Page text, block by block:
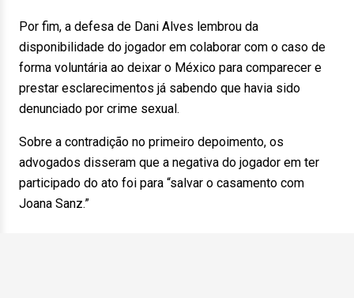
Por fim, a defesa de Dani Alves lembrou da
disponibilidade do jogador em colaborar com o caso de
forma voluntária ao deixar o México para comparecer e
prestar esclarecimentos já sabendo que havia sido
denunciado por crime sexual.
Sobre a contradição no primeiro depoimento, os
advogados disseram que a negativa do jogador em ter
participado do ato foi para “salvar o casamento com
Joana Sanz.”